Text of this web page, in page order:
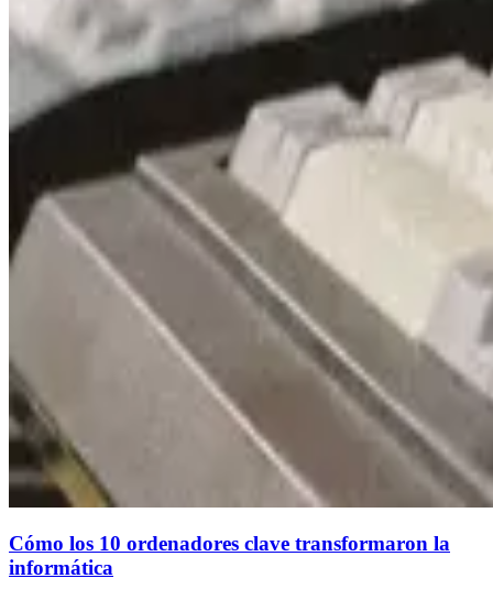
Cómo los 10 ordenadores clave transformaron la
informática